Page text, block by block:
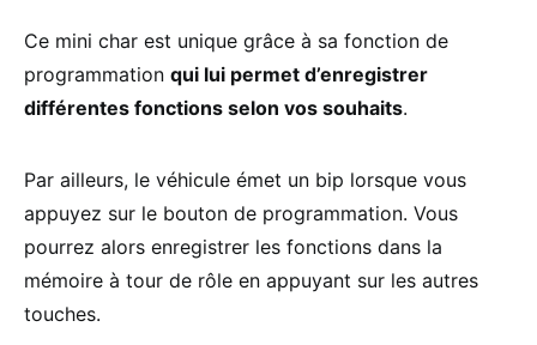
Ce mini char est unique grâce à sa fonction de
programmation qui lui permet d’enregistrer
différentes fonctions selon vos souhaits.
Par ailleurs, le véhicule émet un bip lorsque vous
appuyez sur le bouton de programmation. Vous
pourrez alors enregistrer les fonctions dans la
mémoire à tour de rôle en appuyant sur les autres
touches.